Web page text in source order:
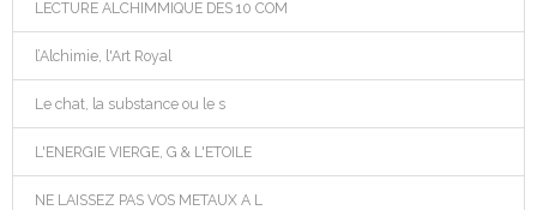
LECTURE ALCHIMMIQUE DES 10 COM
l’Alchimie, l'Art Royal
Le chat, la substance ou le s
L'ENERGIE VIERGE, G & L'ETOILE
NE LAISSEZ PAS VOS METAUX A L